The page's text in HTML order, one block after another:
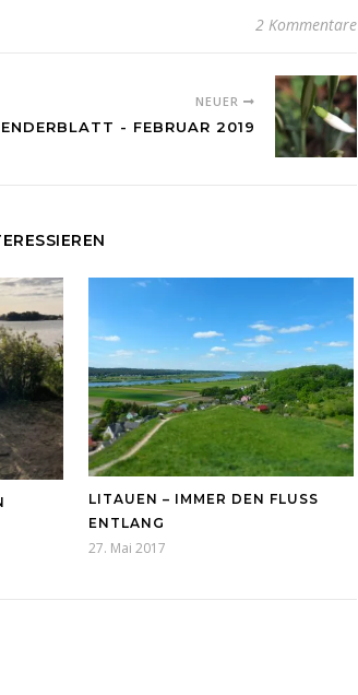
2 Kommentare
NEUER
- FEBRUAR 2019
LITAUEN – IMMER DEN FLUSS
ENTLANG
27. Mai 2017